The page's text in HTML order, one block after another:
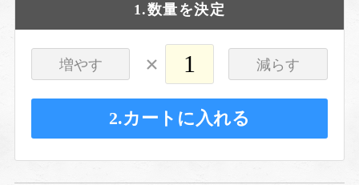
1.数量を決定
増やす × 減らす
2.カートに入れる